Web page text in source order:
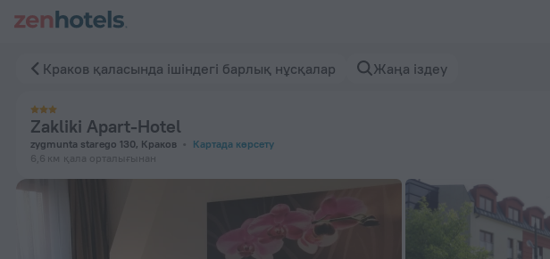
Краков қаласында ішіндегі барлық нұсқалар Жаңа іздеу
Zakliki Apart-Hotel
zygmunta starego 130, Краков
Картада көрсету
6,6 км қала орталығынан
Zakliki Apart-Hotel, Краков қаласында — Қазір ZenHotels.com сайтында брондаңыз